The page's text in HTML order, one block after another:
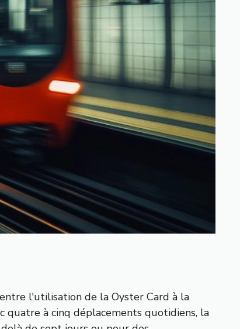
l'utilisation de la Oyster Card à la
quatre à cinq déplacements quotidiens, la